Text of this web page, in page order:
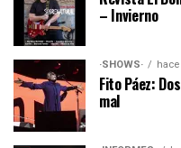
– Invierno
·SHOWS·
Fito Páez:
mal